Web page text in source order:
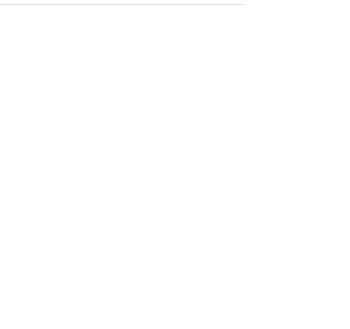
berkembang pesat, hanya 300 meter dari
untuk hunian nyaman dengan akses mudah ke